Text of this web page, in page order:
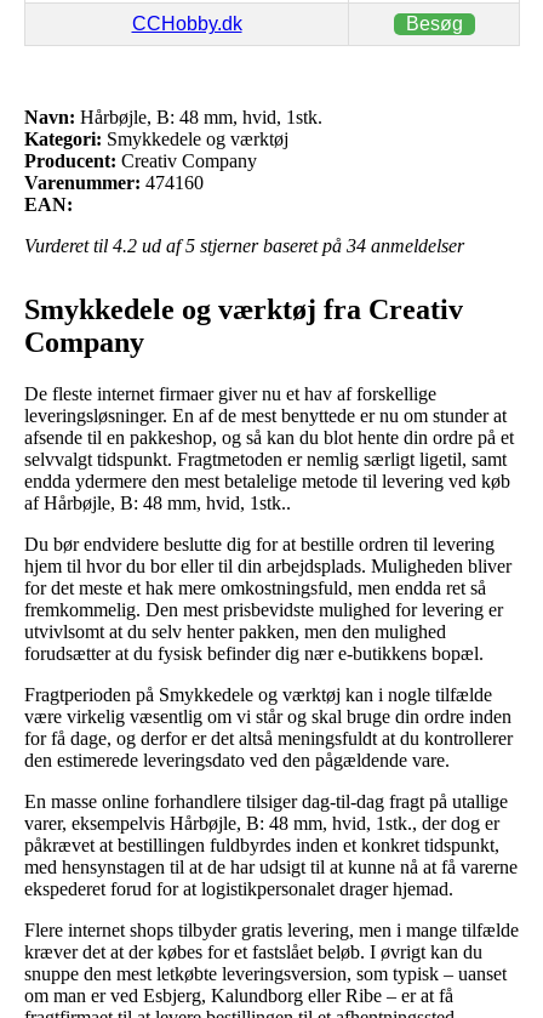
CCHobby.dk Besøg
Navn: Hårbøjle, B: 48 mm, hvid, 1stk.
Kategori: Smykkedele og værktøj
Producent: Creativ Company
Varenummer: 474160
EAN:
Vurderet til 4.2 ud af 5 stjerner baseret på 34 anmeldelser
Smykkedele og værktøj fra Creativ
Company
De fleste internet firmaer giver nu et hav af forskellige
leveringsløsninger. En af de mest benyttede er nu om stunder at
afsende til en pakkeshop, og så kan du blot hente din ordre på et
selvvalgt tidspunkt. Fragtmetoden er nemlig særligt ligetil, samt
endda ydermere den mest betalelige metode til levering ved køb
af Hårbøjle, B: 48 mm, hvid, 1stk..
Du bør endvidere beslutte dig for at bestille ordren til levering
hjem til hvor du bor eller til din arbejdsplads. Muligheden bliver
for det meste et hak mere omkostningsfuld, men endda ret så
fremkommelig. Den mest prisbevidste mulighed for levering er
utvivlsomt at du selv henter pakken, men den mulighed
forudsætter at du fysisk befinder dig nær e-butikkens bopæl.
Fragtperioden på Smykkedele og værktøj kan i nogle tilfælde
være virkelig væsentlig om vi står og skal bruge din ordre inden
for få dage, og derfor er det altså meningsfuldt at du kontrollerer
den estimerede leveringsdato ved den pågældende vare.
En masse online forhandlere tilsiger dag-til-dag fragt på utallige
varer, eksempelvis Hårbøjle, B: 48 mm, hvid, 1stk., der dog er
påkrævet at bestillingen fuldbyrdes inden et konkret tidspunkt,
med hensynstagen til at de har udsigt til at kunne nå at få varerne
ekspederet forud for at logistikpersonalet drager hjemad.
Flere internet shops tilbyder gratis levering, men i mange tilfælde
kræver det at der købes for et fastslået beløb. I øvrigt kan du
snuppe den mest letkøbte leveringsversion, som typisk – uanset
om man er ved Esbjerg, Kalundborg eller Ribe – er at få